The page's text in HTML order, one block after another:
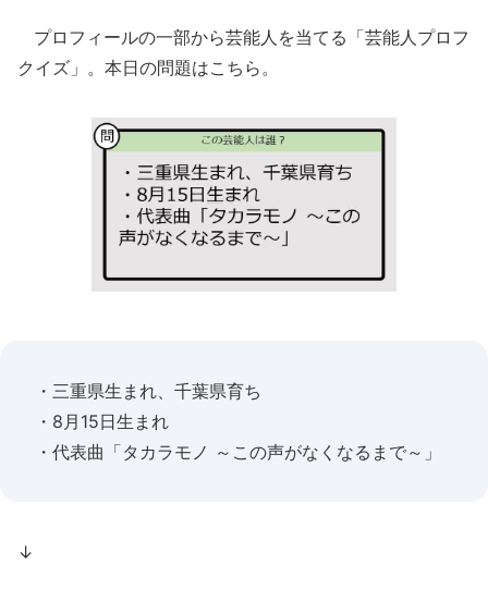
プロフィールの一部から芸能人を当てる「芸能人プロフ
クイズ」。本日の問題はこちら。
・三重県生まれ、千葉県育ち
・8月15日生まれ
・代表曲「タカラモノ ～この声がなくなるまで～」
↓